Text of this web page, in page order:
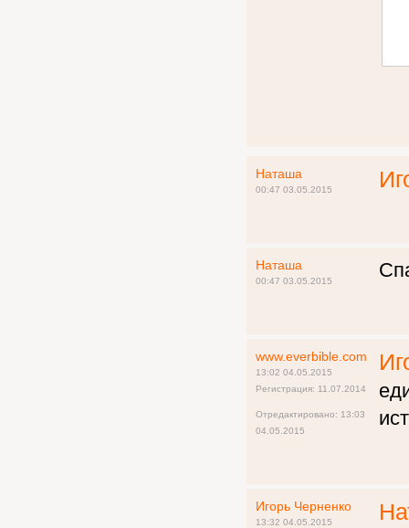
Наташа
00:47 03.05.2015
Наташа
00:47 03.05.2015
www.everbible.com
13:02 04.05.2015
Регистрация: 11.07.2014
Отредактировано: 13:03
04.05.2015
Игорь Черненко
13:32 04.05.2015